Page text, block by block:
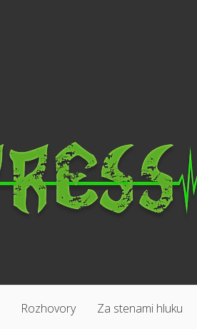
Rozhovory Za stenami hluku